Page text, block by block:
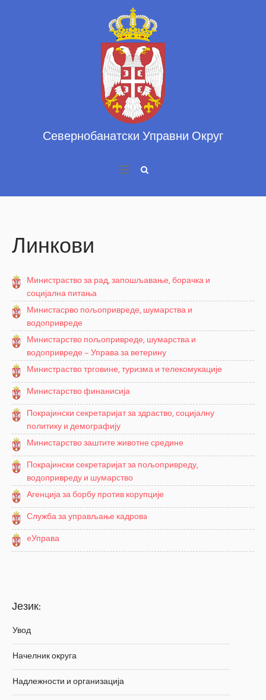
Линкови
Министраство за рад, запошљавање, борачка и
социјална питања
Министасрво пољопривреде, шумарства и
водопривреде
Министарство пољопривреде, шумарства и
водопривреде – Управа за ветерину
Министраство трговине, туризма и телекомукације
Министарство финанисија
Покрајински секретаријат за здраство, социјалну
политику и демографију
Министарство заштите животне средине
Покрајински секретаријат за пољопривреду,
водопривреду и шумарство
Агенција за борбу против корупције
Служба за управљање кадровa
eУправа
Језик:
Увод
Начелник округа
Надлежности и организација